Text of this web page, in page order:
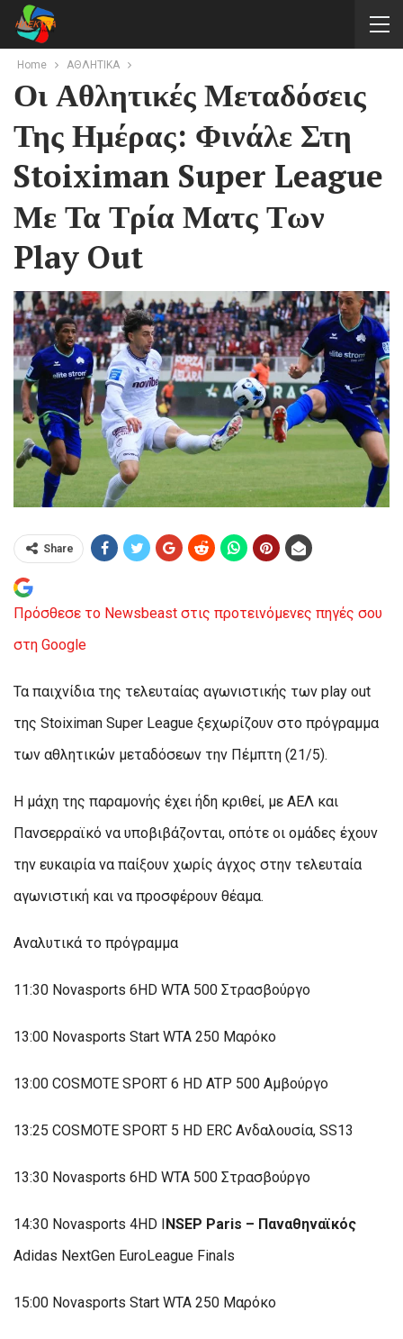
Home ΑΘΛΗΤΙΚΑ
Οι Αθλητικές Μεταδόσεις
Της Ημέρας: Φινάλε Στη
Stoiximan Super League
Με Τα Τρία Ματς Των
Play Out
Share
Πρόσθεσε το Newsbeast στις προτεινόμενες πηγές σου
στη Google
Τα παιχνίδια της τελευταίας αγωνιστικής των play out
της Stoiximan Super League ξεχωρίζουν στο πρόγραμμα
των αθλητικών μεταδόσεων την Πέμπτη (21/5).
Η μάχη της παραμονής έχει ήδη κριθεί, με ΑΕΛ και
Πανσερραϊκό να υποβιβάζονται, οπότε οι ομάδες έχουν
την ευκαιρία να παίξουν χωρίς άγχος στην τελευταία
αγωνιστική και να προσφέρουν θέαμα.
Αναλυτικά το πρόγραμμα
11:30 Novasports 6HD WTA 500 Στρασβούργο
13:00 Novasports Start WTA 250 Μαρόκο
13:00 COSMOTE SPORT 6 HD ATP 500 Αμβούργο
13:25 COSMOTE SPORT 5 HD ERC Ανδαλουσία, SS13
13:30 Novasports 6HD WTA 500 Στρασβούργο
14:30 Novasports 4HD INSEP Paris – Παναθηναϊκός
Adidas NextGen EuroLeague Finals
15:00 Novasports Start WTA 250 Μαρόκο